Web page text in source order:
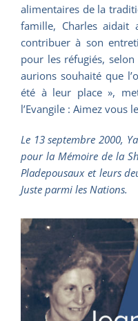
alimentaires de la
famille, Charles
contribuer à son
pour les réfugiés,
aurions souhaité que
été à leur place »,
l’Evangile : Aimez vous
Le 13 septembre 2000,
pour la Mémoire de la
Pladepousaux et leurs
Juste parmi les Nations.